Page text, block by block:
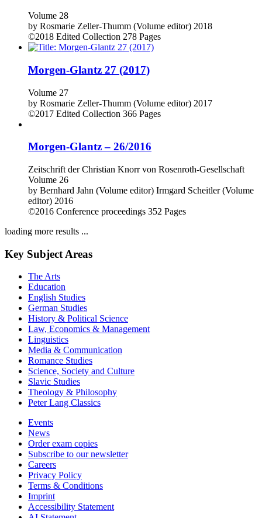
Volume 28
by Rosmarie Zeller-Thumm (Volume editor) 2018
©2018 Edited Collection 278 Pages
Morgen-Glantz 27 (2017)
Volume 27
by Rosmarie Zeller-Thumm (Volume editor) 2017
©2017 Edited Collection 366 Pages
Morgen-Glantz – 26/2016
Zeitschrift der Christian Knorr von Rosenroth-Gesellschaft
Volume 26
by Bernhard Jahn (Volume editor) Irmgard Scheitler (Volume
editor) 2016
©2016 Conference proceedings 352 Pages
loading more results ...
Key Subject Areas
The Arts
Education
English Studies
German Studies
History & Political Science
Law, Economics & Management
Linguistics
Media & Communication
Romance Studies
Science, Society and Culture
Slavic Studies
Theology & Philosophy
Peter Lang Classics
Events
News
Order exam copies
Subscribe to our newsletter
Careers
Privacy Policy
Terms & Conditions
Imprint
Accessibility Statement